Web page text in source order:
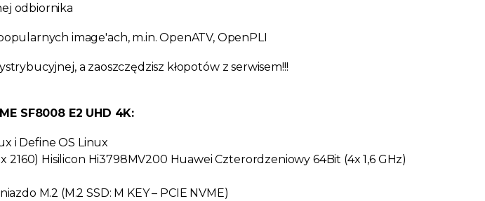
odbiornika
image'ach, m.in. OpenATV, OpenPLI
a zaoszczędzisz kłopotów z serwisem!!!
SF8008 E2 UHD 4K:
i Define OS Linux
2160) Hisilicon Hi3798MV200 Huawei Czterordzeniowy 64Bit (4x 1,6 GHz)
M.2 (M.2 SSD: M KEY – PCIE NVME)